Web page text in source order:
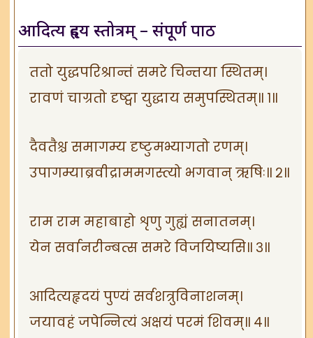
आदित्य हृदय स्तोत्रम् – संपूर्ण पाठ
ततो युद्धपरिश्रान्तं समरे चिन्तया स्थितम्।
रावणं चाग्रतो दृष्ट्वा युद्धाय समुपस्थितम्॥ १॥
दैवतैश्च समागम्य दृष्टुमभ्यागतो रणम्।
उपागम्याब्रवीद्राममगस्त्यो भगवान् ऋषिः॥ २॥
राम राम महाबाहो शृणु गुह्यं सनातनम्।
येन सर्वानरीन्बत्स समरे विजयिष्यसि॥ ३॥
आदित्यहृदयं पुण्यं सर्वशत्रुविनाशनम्।
जयावहं जपेन्नित्यं अक्षयं परमं शिवम्॥ ४॥